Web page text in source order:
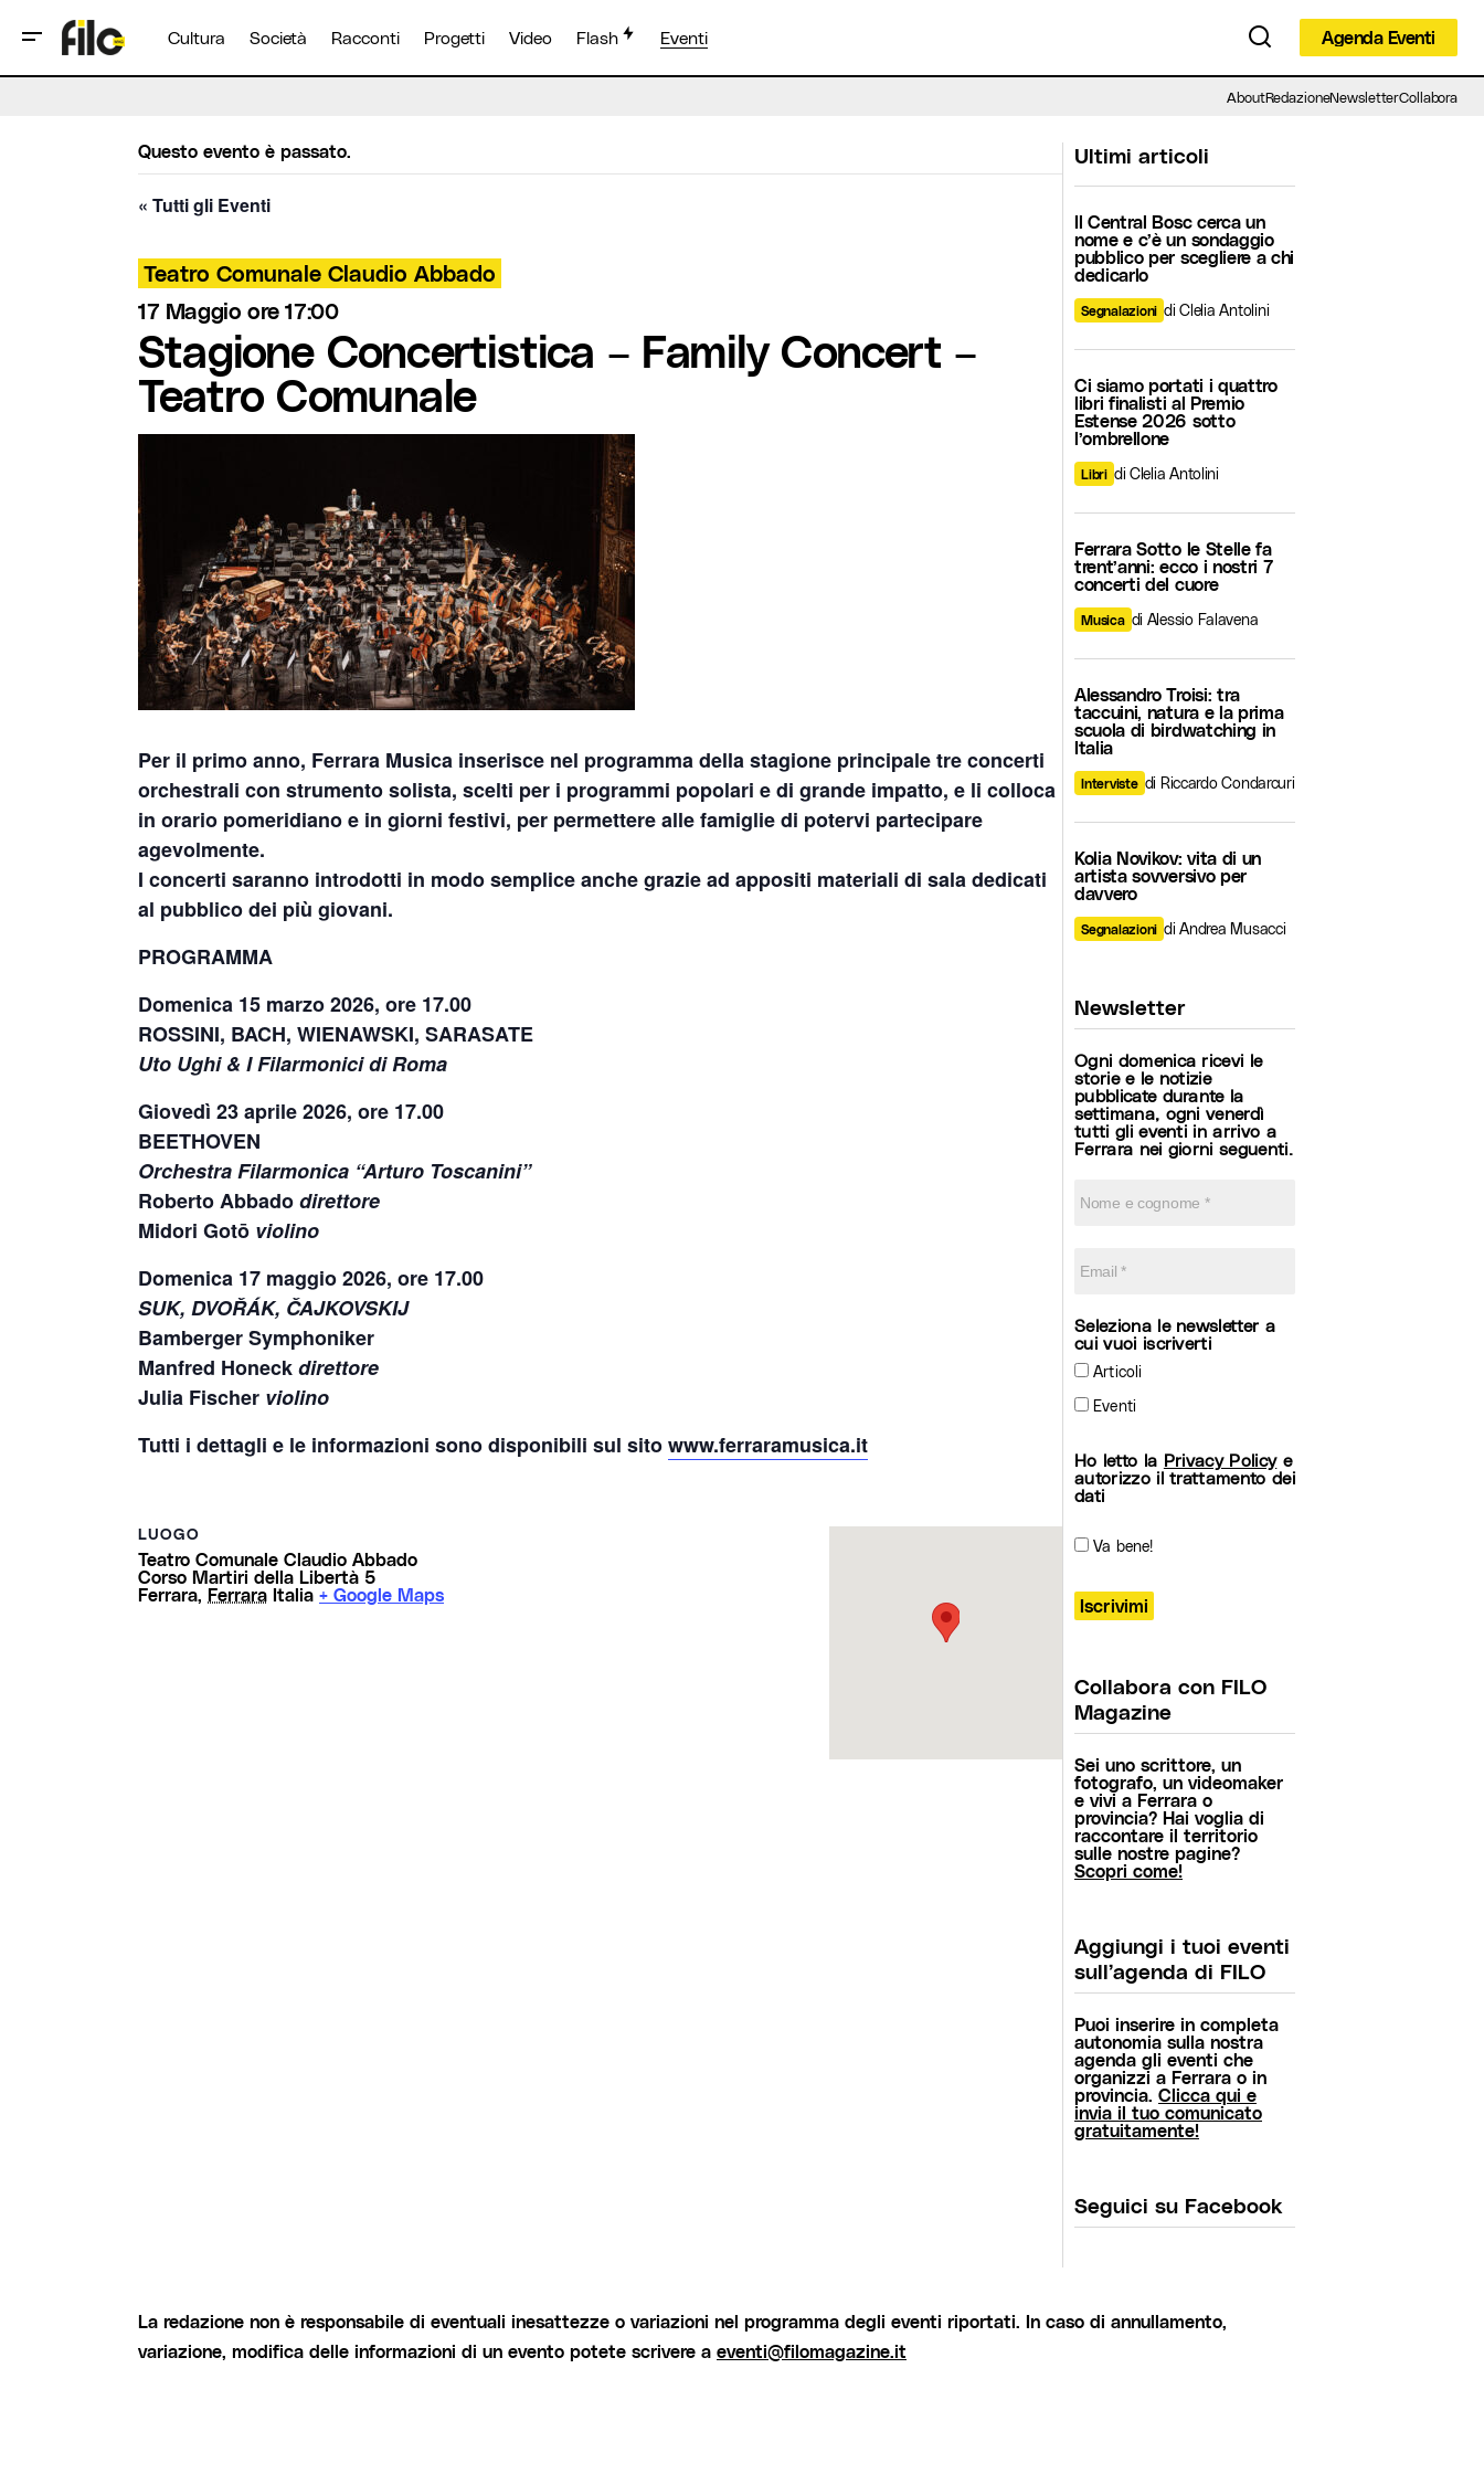
Cultura Società Racconti Progetti Video Flash Eventi
Agenda Eventi
Agenda Eventi
AboutRedazioneNewsletterCollabora
Questo evento è passato.
« Tutti gli Eventi
Teatro Comunale Claudio Abbado
17 Maggio ore 17:00
Stagione Concertistica – Family Concert –
Teatro Comunale
Per il primo anno, Ferrara Musica inserisce nel programma della stagione principale tre concerti
orchestrali con strumento solista, scelti per i programmi popolari e di grande impatto, e li colloca
in orario pomeridiano e in giorni festivi, per permettere alle famiglie di potervi partecipare
agevolmente.
I concerti saranno introdotti in modo semplice anche grazie ad appositi materiali di sala dedicati
al pubblico dei più giovani.
PROGRAMMA
Domenica 15 marzo 2026, ore 17.00
ROSSINI, BACH, WIENAWSKI, SARASATE
Uto Ughi & I Filarmonici di Roma
Giovedì 23 aprile 2026, ore 17.00
BEETHOVEN
Orchestra Filarmonica “Arturo Toscanini”
Roberto Abbadodirettore
Midori Gotō violino
Domenica 17 maggio 2026, ore 17.00
SUK, DVOŘÁK, ČAJKOVSKIJ
Bamberger Symphoniker
Manfred Honeckdirettore
Julia Fischer violino
Tutti i dettagli e le informazioni sono disponibili sul sitowww.ferraramusica.it
LUOGO
Teatro Comunale Claudio Abbado
Corso Martiri della Libertà 5
Ferrara, Ferrara Italia + Google Maps
Ultimi articoli
Il Central Bosc cerca un
nome e c’è un sondaggio
pubblico per scegliere a chi
dedicarlo
Segnalazioni di Clelia Antolini
Ci siamo portati i quattro
libri finalisti al Premio
Estense 2026 sotto
l’ombrellone
Libri di Clelia Antolini
Ferrara Sotto le Stelle fa
trent’anni: ecco i nostri 7
concerti del cuore
Musica di Alessio Falavena
Alessandro Troisi: tra
taccuini, natura e la prima
scuola di birdwatching in
Italia
Interviste di Riccardo Condarcuri
Kolia Novikov: vita di un
artista sovversivo per
davvero
Segnalazioni di Andrea Musacci
Newsletter
Ogni domenica ricevi le
storie e le notizie
pubblicate durante la
settimana, ogni venerdì
tutti gli eventi in arrivo a
Ferrara nei giorni seguenti.
Seleziona le newsletter a
cui vuoi iscriverti
Articoli
Eventi
Ho letto la Privacy Policye
autorizzo il trattamento dei
dati
Va bene!
Collabora con FILO
Magazine
Sei uno scrittore, un
fotografo, un videomaker
e vivi a Ferrara o
provincia? Hai voglia di
raccontare il territorio
sulle nostre pagine?
Scopri come!
Aggiungi i tuoi eventi
sull’agenda di FILO
Puoi inserire in completa
autonomia sulla nostra
agenda gli eventi che
organizzi a Ferrara o in
provincia. Clicca qui e
invia il tuo comunicato
gratuitamente!
Seguici su Facebook
La redazione non è responsabile di eventuali inesattezze o variazioni nel programma degli eventi riportati. In caso di annullamento,
variazione, modifica delle informazioni di un evento potete scrivere a eventi@filomagazine.it